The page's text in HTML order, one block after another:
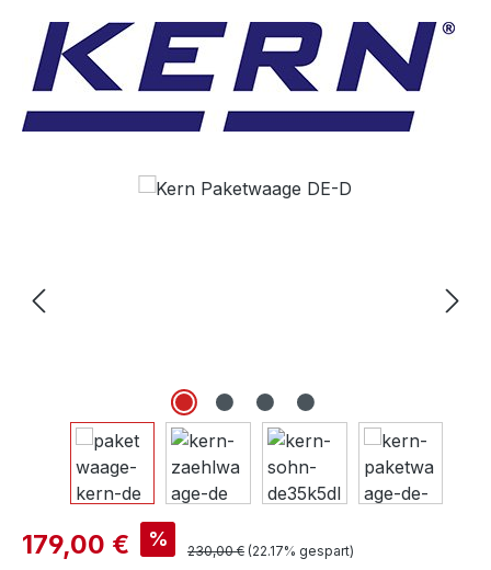
Bildergalerie überspringen
Verkaufspreis:
179,00 € % Regulärer Preis:
230,00 € (22.17% gespart)